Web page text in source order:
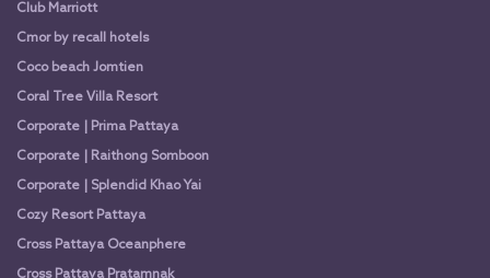
Club Marriott
Cmor by recall hotels
Coco beach Jomtien
Coral Tree Villa Resort
Corporate | Prima Pattaya
Corporate | Raithong Somboon
Corporate | Splendid Khao Yai
Cozy Resort Pattaya
Cross Pattaya Oceanphere
Cross Pattaya Pratamnak